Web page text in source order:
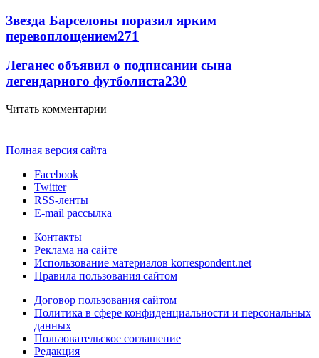
Звезда Барселоны поразил ярким
перевоплощением271
Леганес объявил о подписании сына
легендарного футболиста230
Читать комментарии
Полная версия сайта
Facebook
Twitter
RSS-ленты
E-mail рассылка
Контакты
Реклама на сайте
Использование материалов korrespondent.net
Правила пользования сайтом
Договор пользования сайтом
Политика в сфере конфиденциальности и персональных
данных
Пользовательское соглашение
Редакция